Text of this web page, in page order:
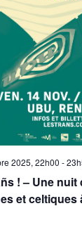
2025, 22h00 -
! – Une
et celtiques